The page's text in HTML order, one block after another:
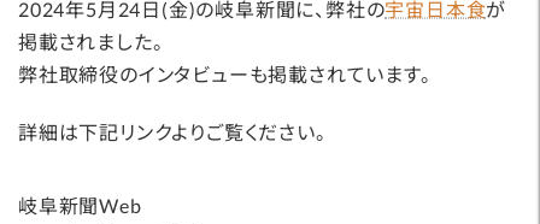
2024年5月24日(金)の岐阜新聞に、弊社の宇宙日本食が
掲載されました。
弊社取締役のインタビューも掲載されています。
詳細は下記リンクよりご覧ください。
岐阜新聞Web